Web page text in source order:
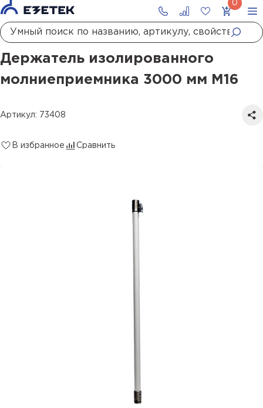
Держатель изолированного молниеприемника 3000 мм М16
Держатель изолированного
молниеприемника 3000 мм М16
Артикул: 73408
В избранное Сравнить